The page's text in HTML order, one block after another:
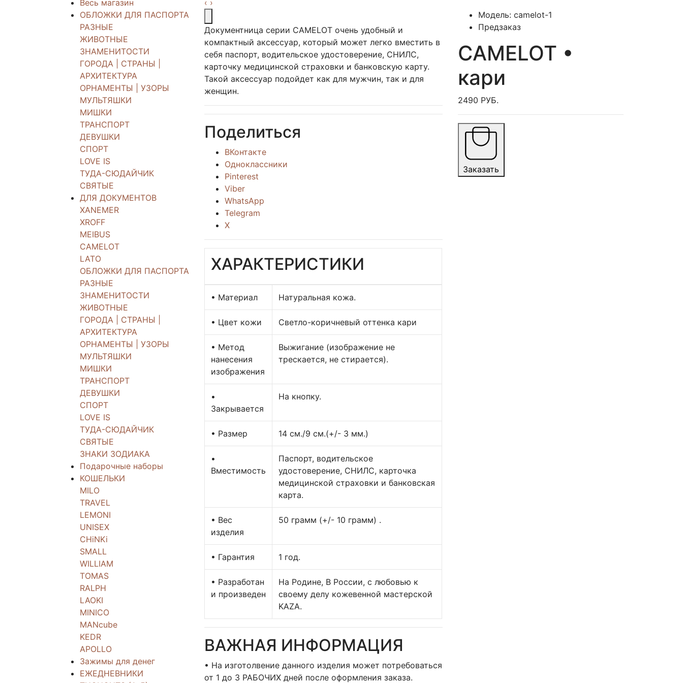
Весь магазин
ОБЛОЖКИ ДЛЯ ПАСПОРТА
РАЗНЫЕ
ЖИВОТНЫЕ
ЗНАМЕНИТОСТИ
ГОРОДА | СТРАНЫ |
АРХИТЕКТУРА
ОРНАМЕНТЫ | УЗОРЫ
МУЛЬТЯШКИ
МИШКИ
ТРАНСПОРТ
ДЕВУШКИ
СПОРТ
LOVE IS
ТУДА-СЮДАЙЧИК
СВЯТЫЕ
ДЛЯ ДОКУМЕНТОВ
XANEMER
XROFF
MEIBUS
CAMELOT
LATO
ОБЛОЖКИ ДЛЯ ПАСПОРТА
РАЗНЫЕ
ЗНАМЕНИТОСТИ
ЖИВОТНЫЕ
ГОРОДА | СТРАНЫ |
АРХИТЕКТУРА
ОРНАМЕНТЫ | УЗОРЫ
МУЛЬТЯШКИ
МИШКИ
ТРАНСПОРТ
ДЕВУШКИ
СПОРТ
LOVE IS
ТУДА-СЮДАЙЧИК
СВЯТЫЕ
ЗНАКИ ЗОДИАКА
Подарочные наборы
КОШЕЛЬКИ
MILO
TRAVEL
LEMONI
UNISEX
CHiNKi
SMALL
WILLIAM
TOMAS
RALPH
LAOKI
MINICO
MANcube
KEDR
APOLLO
Зажимы для денег
ЕЖЕДНЕВНИКИ
‹ ›
Документница серии CAMELOT очень удобный и
компактный аксессуар, который может легко вместить в
себя паспорт, водительское удостоверение, СНИЛС,
карточку медицинской страховки и банковскую карту.
Такой аксессуар подойдет как для мужчин, так и для
женщин.
Поделиться
ВКонтакте
Одноклассники
Pinterest
Viber
WhatsApp
Telegram
X
ХАРАКТЕРИСТИКИ
• Материал Натуральная кожа.
• Цвет кожи Светло-коричневый оттенка кари
• Метод
нанесения
изображения
Выжигание (изображение не
трескается, не стирается).
•
Закрывается
На кнопку.
• Размер 14 см./9 см.(+/- 3 мм.)
•
Вместимость
Паспорт, водительское
удостоверение, СНИЛС, карточка
медицинской страховки и банковская
карта.
• Вес
изделия
50 грамм (+/- 10 грамм) .
• Гарантия 1 год.
• Разработан
и произведен
На Родине, В России, с любовью к
своему делу кожевенной мастерской
KAZA.
ВАЖНАЯ ИНФОРМАЦИЯ
• На изготолвение данного изделия может потребоваться
от 1 до 3 РАБОЧИХ дней после оформления заказа.
Модель: camelot-1
Предзаказ
CAMELOT •
кари
2490 РУБ.
Заказать